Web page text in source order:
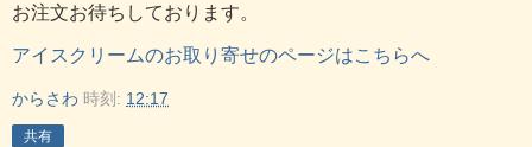
お注文お待ちしております。
アイスクリームのお取り寄せのページはこちらへ
からさわ 時刻: 12:17
共有